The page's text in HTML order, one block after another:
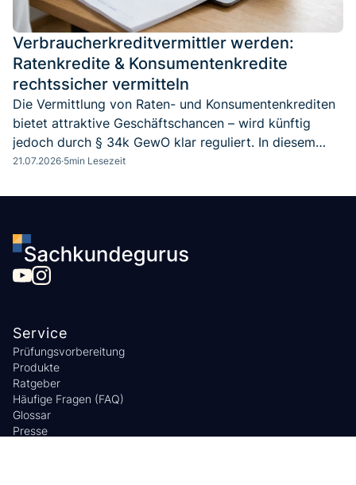
Verbraucherkreditvermittler werden:
Ratenkredite & Konsumentenkredite
rechtssicher vermitteln
Die Vermittlung von Raten- und Konsumentenkrediten
bietet attraktive Geschäftschancen – wird künftig
jedoch durch § 34k GewO klar reguliert. In diesem
Beitrag erfährst du, wie du Verbraucherkreditvermittler
Sachkundenachweis erforderlich ist.
21.07.2026·5min Lesezeit
Service
Prüfungsvorbereitung
Produkte
Ratgeber
Häufige Fragen (FAQ)
Glossar
Presse